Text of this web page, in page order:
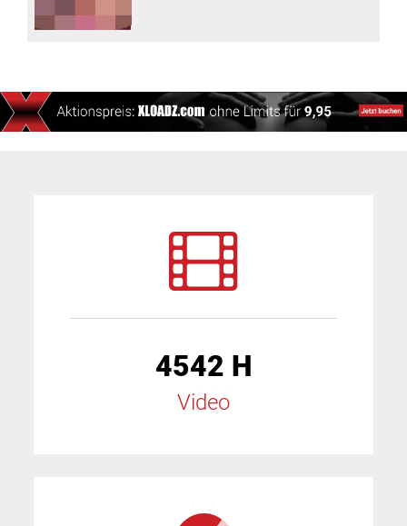
4542 H
Video